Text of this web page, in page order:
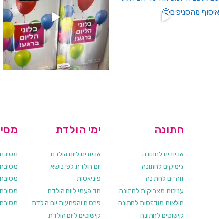
מסיבת
מסיבת
מסיבת
מסיבת
מסיבת
ימי הולדת
אביזרים ליום הולדת
יום הולדת לפי נושא
פיניאטות
חד פעמי ליום הולדת
פרסים והפתעות יום הולדת
קישוטים ליום הולדת
חתונה
אביזרים לחתונה
גימיקים לחתונה
זוהרים לחתונה
עניבות מצחיקות לחתונה
חולצות מודפסות לחתונה
קישוטים לחתונה